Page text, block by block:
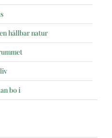
hållbar natur
bo i